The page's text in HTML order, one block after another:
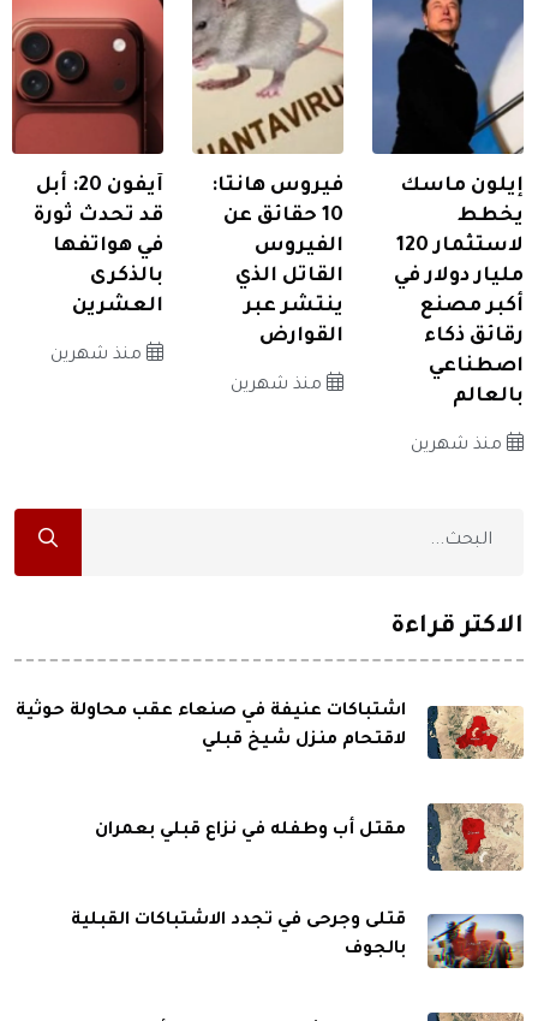
إيلون ماسك
يخطط
لاستثمار 120
مليار دولار في
أكبر مصنع
رقائق ذكاء
اصطناعي
بالعالم
منذ شهرين
فيروس هانتا:
10 حقائق عن
الفيروس
القاتل الذي
ينتشر عبر
القوارض
منذ شهرين
آيفون 20: أبل
قد تحدث ثورة
في هواتفها
بالذكرى
العشرين
منذ شهرين
الاكثر قراءة
اشتباكات عنيفة في صنعاء عقب محاولة حوثية
لاقتحام منزل شيخ قبلي
مقتل أب وطفله في نزاع قبلي بعمران
قتلى وجرحى في تجدد الاشتباكات القبلية
بالجوف